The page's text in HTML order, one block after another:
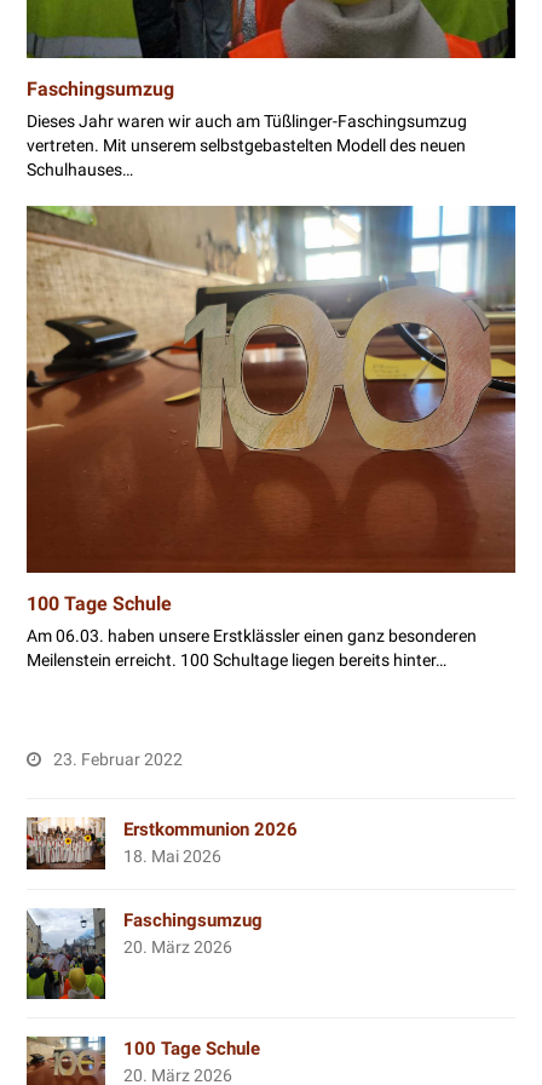
Faschingsumzug
Dieses Jahr waren wir auch am Tüßlinger-Faschingsumzug
vertreten. Mit unserem selbstgebastelten Modell des neuen
Schulhauses…
100 Tage Schule
Am 06.03. haben unsere Erstklässler einen ganz besonderen
Meilenstein erreicht. 100 Schultage liegen bereits hinter…
23. Februar 2022
Erstkommunion 2026
18. Mai 2026
Faschingsumzug
20. März 2026
100 Tage Schule
20. März 2026